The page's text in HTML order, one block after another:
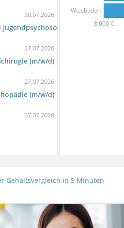
8,000 €
Wiesbaden
30.07.2026
in Bad Arolsen
27.07.2026
(m/w/d)
27.07.2026
(m/w/d)
27.07.2026
Gehaltsvergleich in 5 Minuten